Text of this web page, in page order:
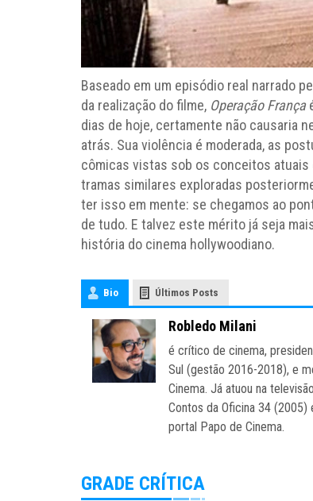
Baseado em um episódio real narrado
da realização do filme, Operação França
dias de hoje, certamente não causaria
atrás. Sua violência é moderada, as
cômicas vistas sob os conceitos atuais
tramas similares exploradas
ter isso em mente: se chegamos ao
de tudo. E talvez este mérito já seja
história do cinema hollywoodiano.
Bio Últimos Posts
Robledo Milani
é crítico de cinema,
Sul (gestão 2016-2018), e
Cinema. Já atuou na
Contos da Oficina 34
portal Papo de Cinema.
GRADE CRÍTICA